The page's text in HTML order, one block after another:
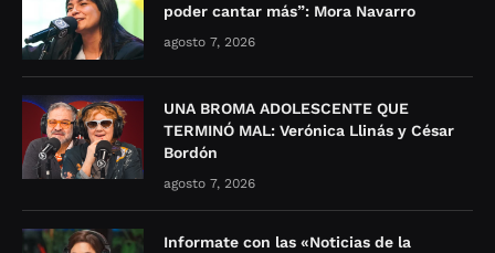
poder cantar más”: Mora Navarro
agosto 7, 2026
UNA BROMA ADOLESCENTE QUE
TERMINÓ MAL: Verónica Llinás y César
Bordón
agosto 7, 2026
Informate con las «Noticias de la